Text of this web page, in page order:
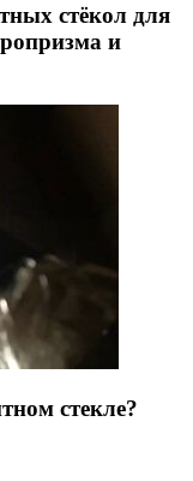
стёкол для
и
стекле?